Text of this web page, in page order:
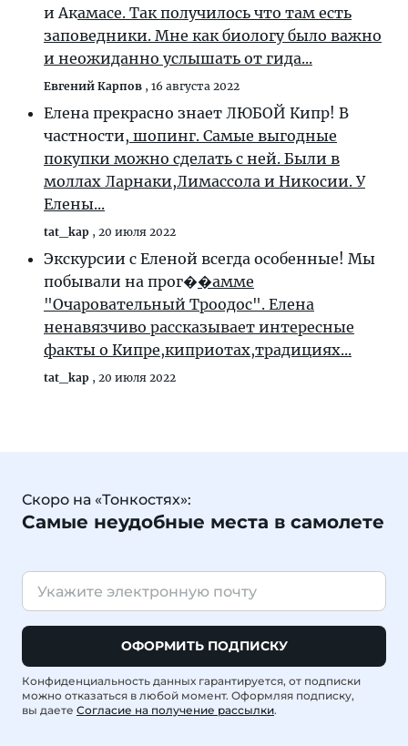
и Акамасе. Так получилось что там есть
заповедники. Мне как биологу было важно
и неожиданно услышать от гида...
Евгений Карпов , 16 августа 2022
Елена прекрасно знает ЛЮБОЙ Кипр! В
частности, шопинг. Самые выгодные
покупки можно сделать с ней. Были в
моллах Ларнаки,Лимассола и Никосии. У
Елены...
tat_kap , 20 июля 2022
Экскурсии с Еленой всегда особенные! Мы
побывали на прог��амме
"Очаровательный Троодос". Елена
ненавязчиво рассказывает интересные
факты о Кипре,киприотах,традициях...
tat_kap , 20 июля 2022
Скоро на «Тонкостях»:
Самые неудобные места в самолете
ОФОРМИТЬ ПОДПИСКУ
Конфиденциальность данных гарантируется, от подписки
можно отказаться в любой момент. Оформляя подписку,
вы даете Согласие на получение рассылки.